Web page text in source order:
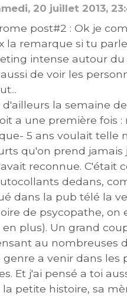
20 juillet 2013,
post#2 : Ok je
la remarque si tu
intense autour
de voir les
d'ailleurs la semaine
a une première fois :
5 ans voulait telle
qu'on prend jamais
reconnue. C'était
dedans,
dans la pub télé la
de psycopathe, on
en plus). Un grand
au nombreuses
genre a venir dans les
Et j'ai pensé a toi
la petite histoire, sa